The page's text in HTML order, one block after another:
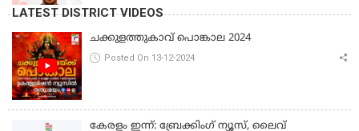
LATEST DISTRICT VIDEOS
ചക്കുളത്തുകാവ് പൊങ്കാല 2024
Posted On 13-12-2024
കേരളം ഇന്ന്: ബ്രേക്കിംഗ് ന്യൂസ്, ലൈവ്